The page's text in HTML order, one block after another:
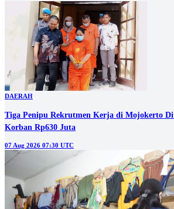
DAERAH
Tiga Penipu Rekrutmen Kerja di Mojokerto
Korban Rp630 Juta
07 Aug 2026 07:30 UTC